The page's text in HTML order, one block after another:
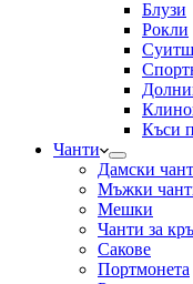
Блузи
Рокли
Къси
Чанти
Дамски
Мъжки
Мешки
Чанти за
Сакове
Портмонета